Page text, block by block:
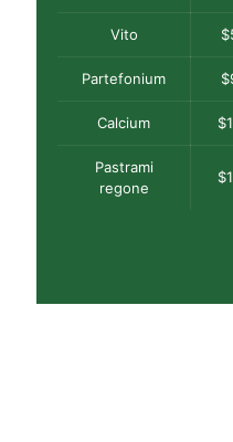
Vito
Partefonium
Calcium
Pastrami
regone